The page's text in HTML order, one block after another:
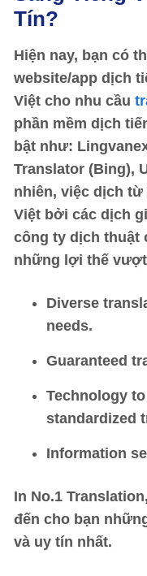
Tín?
Hiện nay, bạn có
website/app dịch
Việt cho nhu cầu
phần mềm dịch
bật như:
Translator (Bing),
nhiên, việc dịch từ
Việt bởi các dịch
công ty dịch thuật
những lợi thế
Diverse
needs.
Guaranteed
Technology
standardized
Information
In No.1 Translation
đến cho bạn
và uy tín nhất.